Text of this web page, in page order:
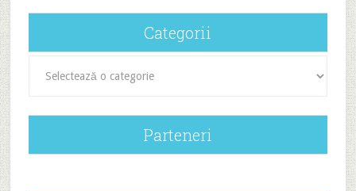
Categorii
Parteneri